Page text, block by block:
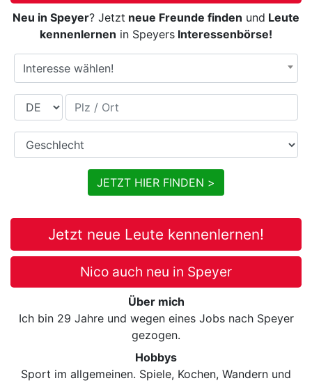
Neu in Speyer? Jetzt neue Freunde finden und Leute
kennenlernen in Speyers Interessenbörse!
Interesse wählen!
Land Plz / Ort
Geschlecht
JETZT HIER FINDEN >
Jetzt neue Leute kennenlernen!
Nico auch neu in Speyer
Über mich
Ich bin 29 Jahre und wegen eines Jobs nach Speyer
gezogen.
Hobbys
Sport im allgemeinen. Spiele, Kochen, Wandern und